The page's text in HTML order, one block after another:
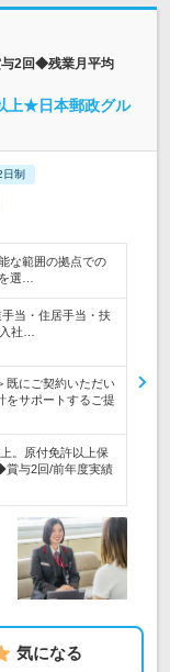
2回◆残業月平均
上★日本郵政グル
制
な範囲の拠点での
選…
当・住居手当・扶
社…
既にご契約いただい
をサポートするご提
。原付免許以上保
賞与2回/前年度実績
気になる